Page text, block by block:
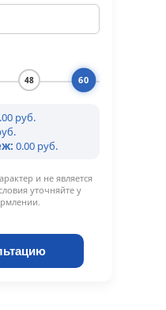
48 60
руб.
0.00 руб.
и не является
уточняйте у